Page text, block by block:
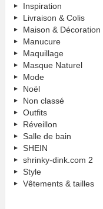
Inspiration
Livraison & Colis
Maison & Décoration
Manucure
Maquillage
Masque Naturel
Mode
Noël
Non classé
Outfits
Réveillon
Salle de bain
SHEIN
shrinky-dink.com 2
Style
Vêtements & tailles